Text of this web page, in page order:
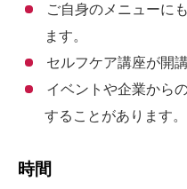
ご自身のメニューに
ます。
セルフケア講座が開
イベントや企業から
することがあります。
時間